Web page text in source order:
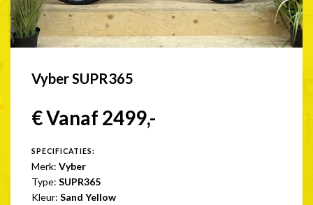
Vyber SUPR365
€ Vanaf 2499,-
SPECIFICATIES:
Merk: Vyber
Type: SUPR365
Kleur: Sand Yellow